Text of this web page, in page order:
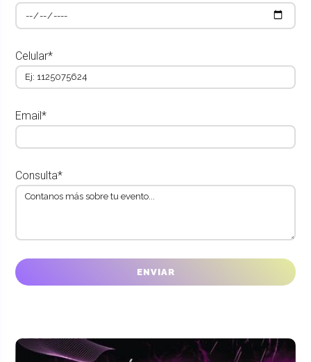
Celular*
Email*
Consulta*